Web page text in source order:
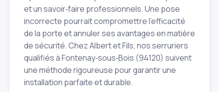
et un savoir‑faire professionnels. Une pose
incorrecte pourrait compromettre l'efficacité
de la porte et annuler ses avantages en matière
de sécurité. Chez Albert et Fils, nos serruriers
qualifiés à Fontenay‑sous‑Bois (94120) suivent
une méthode rigoureuse pour garantir une
installation parfaite et durable.